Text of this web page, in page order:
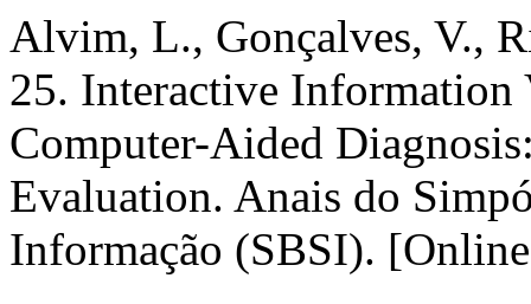
Alvim, L., Gonçalves, V.,
25. Interactive Information
Computer-Aided
Evaluation. Anais do
Informação (SBSI).